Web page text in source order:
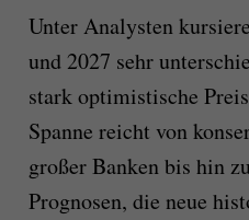
Unter Analysten
und 2027 sehr
stark optimistische
Spanne reicht von
großer Banken bis hin
Prognosen, die neue